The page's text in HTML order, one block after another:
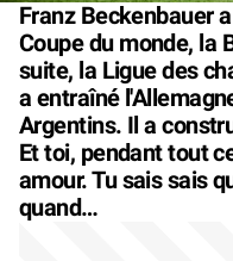
Franz Beckenbauer
Coupe du monde, la
suite, la Ligue des
a entraîné
Argentins. Il a
Et toi, pendant tout
amour. Tu sais sais
quand…